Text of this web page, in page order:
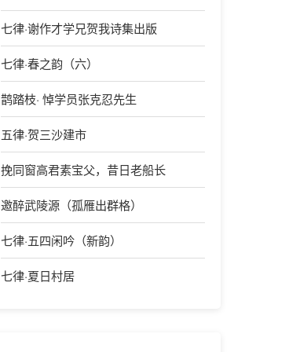
七律·谢作才学兄贺我诗集出版
七律·春之韵（六）
鹊踏枝· 悼学员张克忍先生
五律·贺三沙建市
挽同窗高君素宝父，昔日老船长
邀醉武陵源（孤雁出群格）
七律·五四闲吟（新韵）
七律·夏日村居